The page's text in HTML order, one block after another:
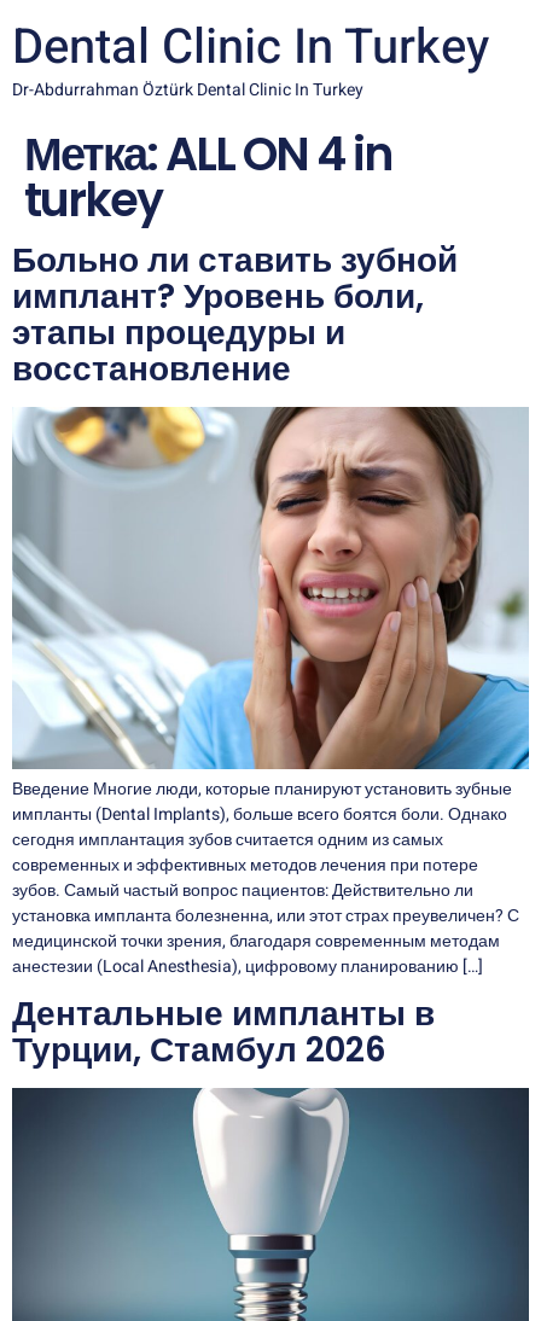
Dental Clinic In Turkey
Dr-Abdurrahman Öztürk Dental Clinic In Turkey
Метка:ALL ON 4 in
turkey
Больно ли ставить зубной
имплант? Уровень боли,
этапы процедуры и
восстановление
Введение Многие люди, которые планируют установить зубные
импланты (Dental Implants), больше всего боятся боли. Однако
сегодня имплантация зубов считается одним из самых
современных и эффективных методов лечения при потере
зубов. Самый частый вопрос пациентов: Действительно ли
установка импланта болезненна, или этот страх преувеличен? С
медицинской точки зрения, благодаря современным методам
анестезии (Local Anesthesia), цифровому планированию […]
Дентальные импланты в
Турции, Стамбул 2026